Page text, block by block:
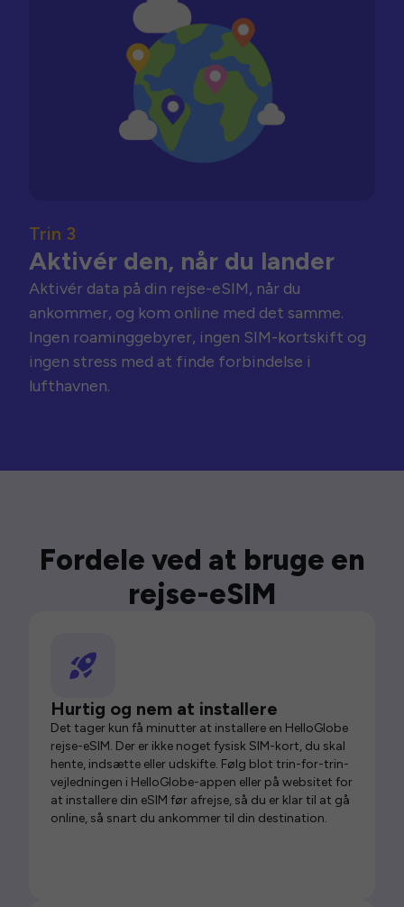
Trin 3
Aktivér den, når du lander
Aktivér data på din rejse-eSIM, når du
ankommer, og kom online med det samme.
Ingen roaminggebyrer, ingen SIM-kortskift og
ingen stress med at finde forbindelse i
lufthavnen.
Fordele ved at bruge en
rejse-eSIM
Hurtig og nem at installere
Det tager kun få minutter at installere en HelloGlobe
rejse-eSIM. Der er ikke noget fysisk SIM-kort, du skal
hente, indsætte eller udskifte. Følg blot trin-for-trin-
vejledningen i HelloGlobe-appen eller på websitet for
at installere din eSIM før afrejse, så du er klar til at gå
online, så snart du ankommer til din destination.